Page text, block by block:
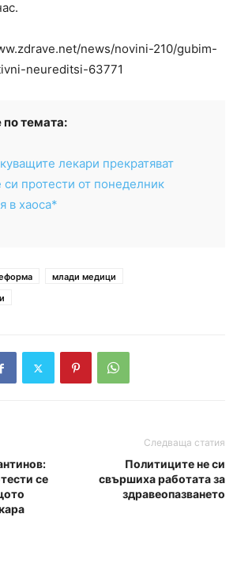
news/novini-210/gubim-
neureditsi-63771
темата:
лекари прекратяват
си протести от понеделник
в хаоса*
млади медици
се
Следваща статия
Политиците не си
свършиха работата за
здравеопазването